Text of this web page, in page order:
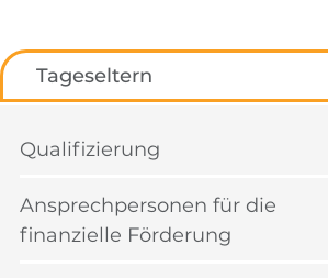
Tageseltern
Qualifizierung
Ansprechpersonen für die
finanzielle Förderung